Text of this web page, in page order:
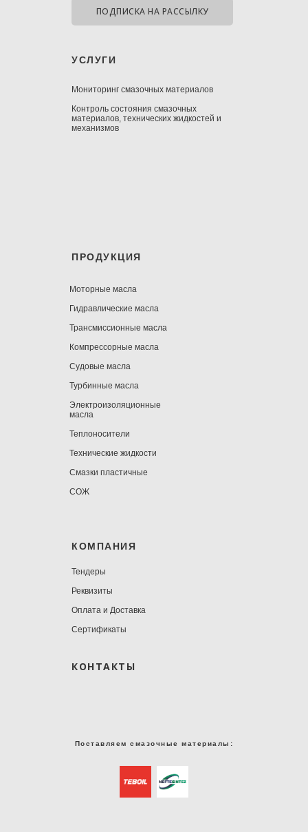
УСЛУГИ
Мониторинг смазочных материалов
Контроль состояния смазочных
материалов, технических жидкостей и
механизмов
Поставляем смазочные материалы:
ПОДПИСКА НА РАССЫЛКУ
ПРОДУКЦИЯ
Моторные масла
Гидравлические масла
Трансмиссионные масла
Компрессорные масла
Судовые масла
Турбинные масла
Электроизоляционные
масла
Теплоносители
Технические жидкости
Смазки пластичные
СОЖ
КОМПАНИЯ
Тендеры
Реквизиты
Оплата и Доставка
Сертификаты
КОНТАКТЫ